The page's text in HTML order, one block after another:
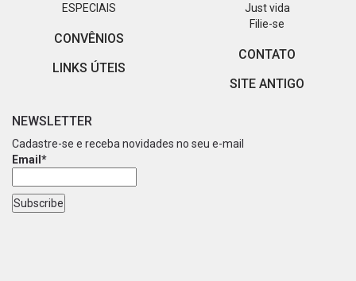
ESPECIAIS
CONVÊNIOS
LINKS ÚTEIS
Just vida
Filie-se
CONTATO
SITE ANTIGO
NEWSLETTER
Cadastre-se e receba novidades no seu e-mail
Email*